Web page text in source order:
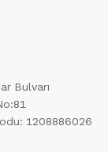
Bulvarı
1208886026